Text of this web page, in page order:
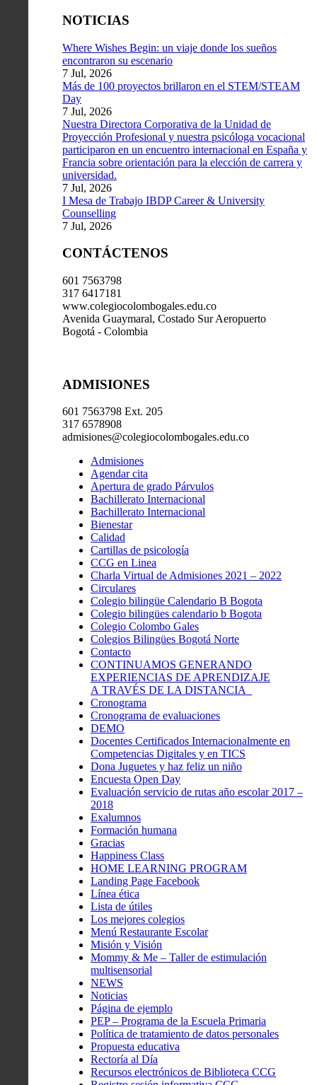
NOTICIAS
Where Wishes Begin: un viaje donde los sueños
encontraron su escenario
7 Jul, 2026
Más de 100 proyectos brillaron en el STEM/STEAM
Day
7 Jul, 2026
Nuestra Directora Corporativa de la Unidad de
Proyección Profesional y nuestra psicóloga vocacional
participaron en un encuentro internacional en España y
Francia sobre orientación para la elección de carrera y
universidad.
7 Jul, 2026
I Mesa de Trabajo IBDP Career & University
Counselling
7 Jul, 2026
CONTÁCTENOS
601 7563798
317 6417181
www.colegiocolombogales.edu.co
Avenida Guaymaral, Costado Sur Aeropuerto
Bogotá - Colombia
ADMISIONES
601 7563798 Ext. 205
317 6578908
admisiones@colegiocolombogales.edu.co
Admisiones
Agendar cita
Apertura de grado Párvulos
Bachillerato Internacional
Bachillerato Internacional
Bienestar
Calidad
Cartillas de psicología
CCG en Linea
Charla Virtual de Admisiones 2021 – 2022
Circulares
Colegio bilingüe Calendario B Bogota
Colegio bilingües calendario b Bogota
Colegio Colombo Gales
Colegios Bilingües Bogotá Norte
Contacto
CONTINUAMOS GENERANDO
EXPERIENCIAS DE APRENDIZAJE
A TRAVÉS DE LA DISTANCIA
Cronograma
Cronograma de evaluaciones
DEMO
Docentes Certificados Internacionalmente en
Competencias Digitales y en TICS
Dona Juguetes y haz feliz un niño
Encuesta Open Day
Evaluación servicio de rutas año escolar 2017 –
2018
Exalumnos
Formación humana
Gracias
Happiness Class
HOME LEARNING PROGRAM
Landing Page Facebook
Línea ética
Lista de útiles
Los mejores colegios
Menú Restaurante Escolar
Misión y Visión
Mommy & Me – Taller de estimulación
multisensorial
NEWS
Noticias
Página de ejemplo
PEP – Programa de la Escuela Primaria
Política de tratamiento de datos personales
Propuesta educativa
Rectoría al Día
Recursos electrónicos de Biblioteca CCG